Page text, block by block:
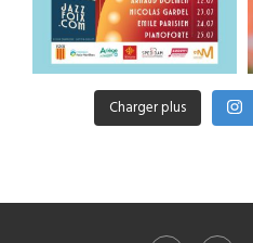
Charger plus